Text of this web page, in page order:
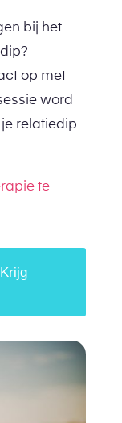
bij het
op met
word
relatiedip
te